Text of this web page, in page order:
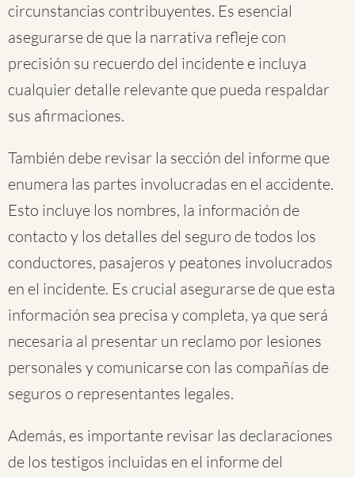
circunstancias contribuyentes. Es esencial
asegurarse de que la narrativa refleje con
precisión su recuerdo del incidente e incluya
cualquier detalle relevante que pueda respaldar
sus afirmaciones.
También debe revisar la sección del informe que
enumera las partes involucradas en el accidente.
Esto incluye los nombres, la información de
contacto y los detalles del seguro de todos los
conductores, pasajeros y peatones involucrados
en el incidente. Es crucial asegurarse de que esta
información sea precisa y completa, ya que será
necesaria al presentar un reclamo por lesiones
personales y comunicarse con las compañías de
seguros o representantes legales.
Además, es importante revisar las declaraciones
de los testigos incluidas en el informe del